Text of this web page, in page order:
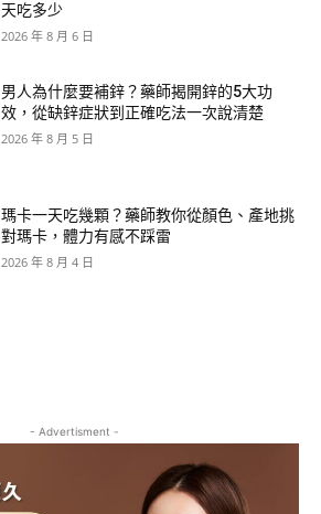
天吃多少
2026 年 8 月 6 日
男人為什麼要補鋅？藥師揭開鋅的5大功
效，從缺鋅症狀到正確吃法一次說清楚
2026 年 8 月 5 日
瑪卡一天吃幾顆？藥師教你從顏色、產地挑
對瑪卡，體力有感不踩雷
2026 年 8 月 4 日
- Advertisment -